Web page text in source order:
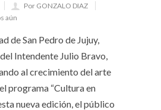
Por GONZALO DIAZ
aún
de San Pedro de Jujuy,
Intendente Julio Bravo,
al crecimiento del arte
programa “Cultura en
nueva edición, el público